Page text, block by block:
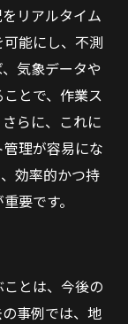
リアルタイム
能にし、不測
気象データや
とで、作業ス
らに、これに
理が容易にな
効率的かつ持
要です。
とは、今後の
事例では、地